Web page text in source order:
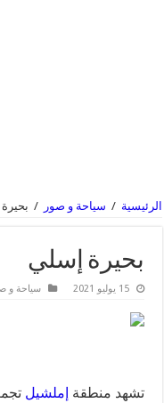
الرئيسية / سياحة و صور /
بحيرة إسلي
15 يوليو 2021 سياحة و
تشهد منطقة إملشيل